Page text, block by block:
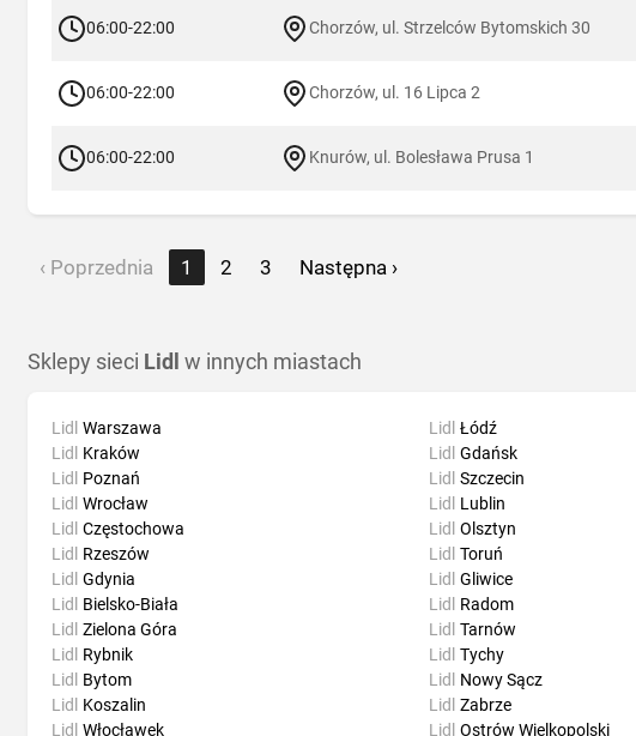
06:00-22:00 Chorzów, ul. Strzelców Bytomskich 30
06:00-22:00 Chorzów, ul. 16 Lipca 2
06:00-22:00 Knurów, ul. Bolesława Prusa 1
‹ Poprzednia 1 2 3 Następna ›
Sklepy sieci Lidl w innych miastach
Lidl Warszawa
Lidl Kraków
Lidl Poznań
Lidl Wrocław
Lidl Łódź
Lidl Gdańsk
Lidl Szczecin
Lidl Lublin
Lidl Częstochowa
Lidl Rzeszów
Lidl Gdynia
Lidl Bielsko-Biała
Lidl Olsztyn
Lidl Toruń
Lidl Gliwice
Lidl Radom
Lidl Zielona Góra
Lidl Rybnik
Lidl Bytom
Lidl Koszalin
Lidl Tarnów
Lidl Tychy
Lidl Nowy Sącz
Lidl Zabrze
Lidl Włocławek
Lidl Ostrów Wielkopolski